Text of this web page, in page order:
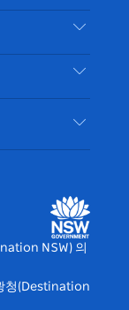
트
NSW) 미디
NSW) 의
청(Destination